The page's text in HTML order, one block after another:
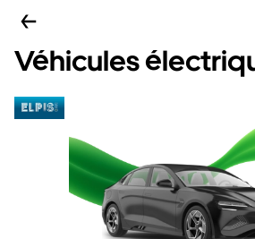
Véhicules